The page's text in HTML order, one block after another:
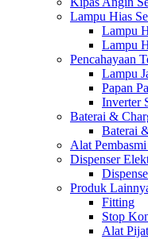
Lampu Hias
Lampu
Lampu
Pencahayaan
Lampu
Papan
Inverter
Baterai &
Baterai
Alat
Dispenser
Produk
Fitting
Stop
Alat Pijat